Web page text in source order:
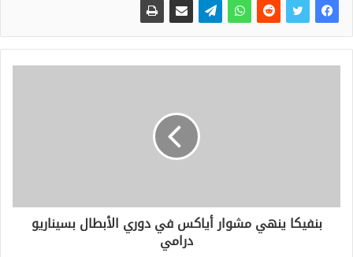
بنفيكا ينهي مشوار أياكس في دوري الأبطال بسيناريو
درامي